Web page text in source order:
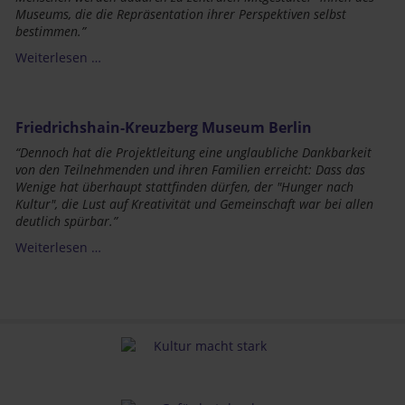
Museums, die die Repräsentation ihrer Perspektiven selbst
bestimmen.”
Weiterlesen …
Friedrichshain-Kreuzberg Museum Berlin
“Dennoch hat die Projektleitung eine unglaubliche Dankbarkeit
von den Teilnehmenden und ihren Familien erreicht: Dass das
Wenige hat überhaupt stattfinden dürfen, der "Hunger nach
Kultur", die Lust auf Kreativität und Gemeinschaft war bei allen
deutlich spürbar.”
Weiterlesen …